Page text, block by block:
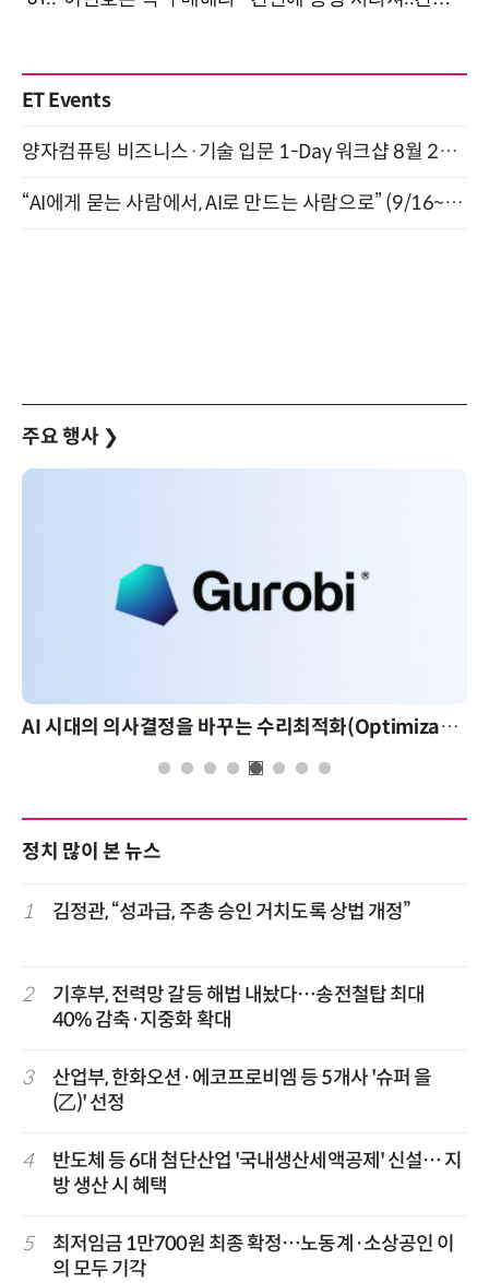
ET Events
양자컴퓨팅 비즈니스·기술 입문 1-Day 워크샵 8월 28일 개최
“AI에게 묻는 사람에서, AI로 만드는 사람으로” (9/16~17)
주요 행사 ❯
AI 시대의 의사결정을 바꾸는 수리최적화(Optimization): 실제 산업 적용 사례와 활용 전략 AI 핀옵스 실전 세미
정치 많이 본 뉴스
1 김정관, “성과급, 주총 승인 거치도록 상법 개정”
2
기후부, 전력망 갈등 해법 내놨다…송전철탑 최대
40% 감축·지중화 확대
3
산업부, 한화오션·에코프로비엠 등 5개사 '슈퍼 을
(乙)' 선정
4
반도체 등 6대 첨단산업 '국내생산세액공제' 신설… 지
방 생산 시 혜택
5
최저임금 1만700원 최종 확정…노동계·소상공인 이
의 모두 기각